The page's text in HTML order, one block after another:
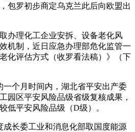
包罗初步商定乌克兰此后向欧盟出
理化工企业安拆、设备老化风
机制，近日应急办理部危化监管一
化评估方式（收罗看法稿）》（下
个月时间内，湖北省平安出产委
园区平安风险品级省级复核成果，
低平安风险品级（D级）。
长委工业和消息化部取国度能源